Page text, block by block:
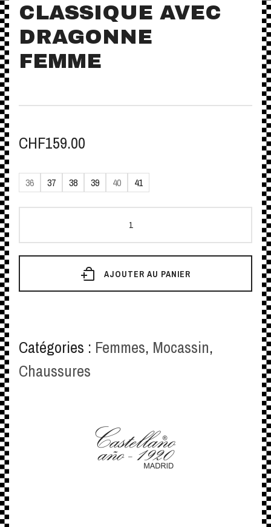
CLASSIQUE AVEC
DRAGONNE
FEMME
CHF159.00
36 37 38 39 40 41
de
Klassisch
Schlaufe
Damen
AJOUTER AU PANIER
Catégories : Femmes, Mocassin,
Chaussures